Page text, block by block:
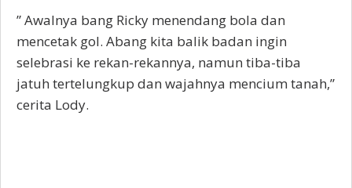
” Awalnya bang Ricky menendang bola dan
mencetak gol. Abang kita balik badan ingin
selebrasi ke rekan-rekannya, namun tiba-tiba
jatuh tertelungkup dan wajahnya mencium tanah,”
cerita Lody.